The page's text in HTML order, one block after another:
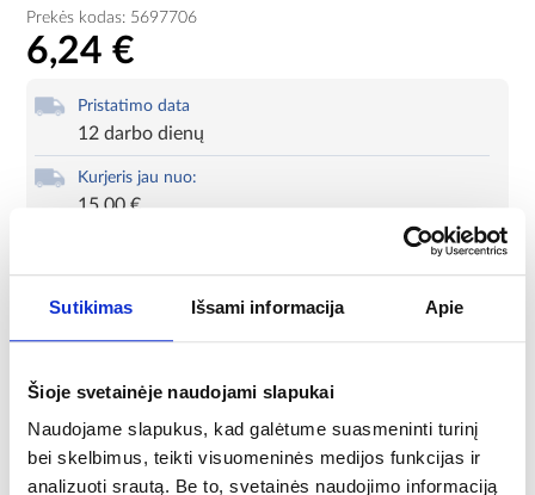
Sutikimas Išsami informacija Apie
Šioje svetainėje naudojami slapukai
Naudojame slapukus, kad galėtume suasmeninti turinį
bei skelbimus, teikti visuomeninės medijos funkcijas ir
analizuoti srautą. Be to, svetainės naudojimo informaciją
Prekės kodas: 5697706
6,24 €
Pristatimo data
12 darbo dienų
Kurjeris jau nuo:
15,00 €
Produkto kortelė